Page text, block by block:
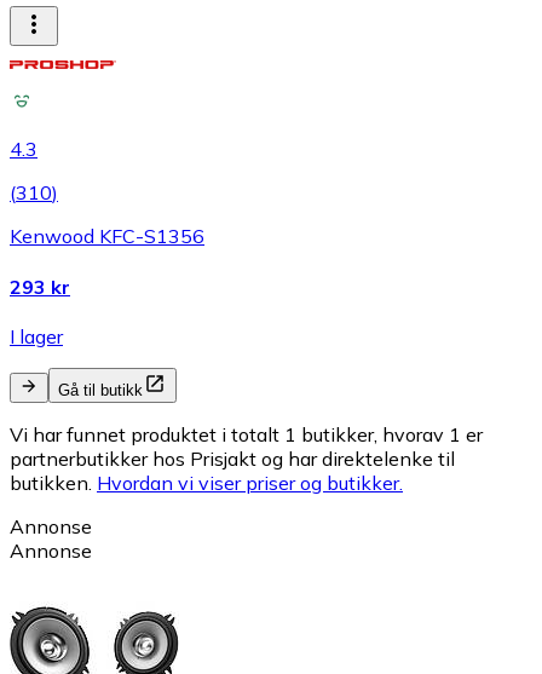
4.3
(310)
Kenwood KFC-S1356
293 kr
I lager
Gå til butikk
Vi har funnet produktet i totalt 1 butikker, hvorav 1 er
partnerbutikker hos Prisjakt og har direktelenke til
butikken. Hvordan vi viser priser og butikker.
Annonse
Annonse